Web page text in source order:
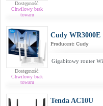
Dostępność:
Chwilowy brak
towaru
Dostępność:
Chwilowy brak
towaru
Cudy WR3000E
Producent: Cudy
Gigabitowy router
Tenda AC10U